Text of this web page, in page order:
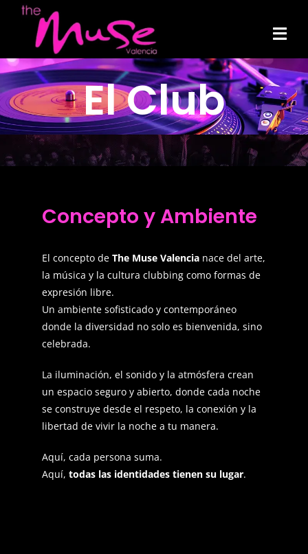
El Club
Concepto y Ambiente
El concepto de The Muse Valencianace del arte,
la música y la cultura clubbing como formas de
expresión libre.
Un ambiente sofisticado y contemporáneo
donde la diversidad no solo es bienvenida, sino
celebrada.
La iluminación, el sonido y la atmósfera crean
un espacio seguro y abierto, donde cada noche
se construye desde el respeto, la conexión y la
libertad de vivir la noche a tu manera.
Aquí, cada persona suma.
Aquí, todas las identidades tienen su lugar.